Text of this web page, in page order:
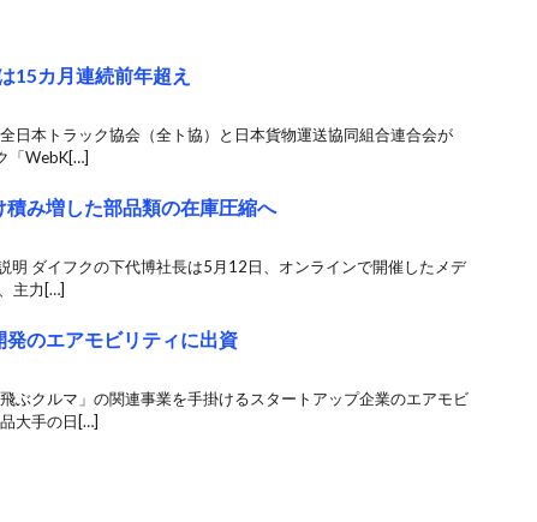
15カ月連続前年超え
日本トラック協会（全ト協）と日本貨物運送協同組合連合会が
「WebK[…]
み増した部品類の在庫圧縮へ
明 ダイフクの下代博社長は5月12日、オンラインで開催したメデ
主力[…]
のエアモビリティに出資
ぶクルマ」の関連事業を手掛けるスタートアップ企業のエアモビ
大手の日[…]